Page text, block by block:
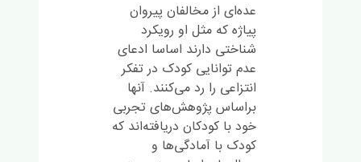
عده‌ای از مخالفان پیروان
پیاژه که مثل او رویکرد
شناختی دارند اساسا ادعای
عدم توانایی کودک در تفکر
انتزاعی را رد می‌کنند. آنها
براساس پژوهش‌های تجربی
خود با کودکان دریافته‌اند که
کودک با آمادگی‌ها و